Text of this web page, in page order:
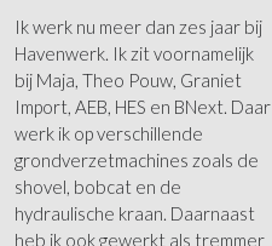
Ik werk nu meer dan zes jaar bij
Havenwerk. Ik zit voornamelijk
bij Maja, Theo Pouw, Graniet
Import, AEB, HES en BNext. Daar
werk ik op verschillende
grondverzetmachines zoals de
shovel, bobcat en de
hydraulische kraan. Daarnaast
heb ik ook gewerkt als tremmer